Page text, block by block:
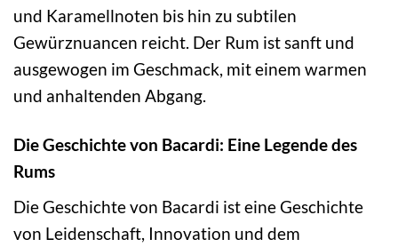
und Karamellnoten bis hin zu subtilen
Gewürznuancen reicht. Der Rum ist sanft und
ausgewogen im Geschmack, mit einem warmen
und anhaltenden Abgang.
Die Geschichte von Bacardi: Eine Legende des
Rums
Die Geschichte von Bacardi ist eine Geschichte
von Leidenschaft, Innovation und dem